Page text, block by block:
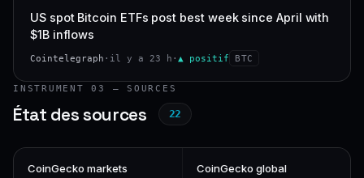
US spot Bitcoin ETFs post best week since April with
$1B inflows
Cointelegraph · il y a 23 h · ▲ positif BTC
INSTRUMENT 03 — SOURCES
État des sources 22
CoinGecko markets CoinGecko global